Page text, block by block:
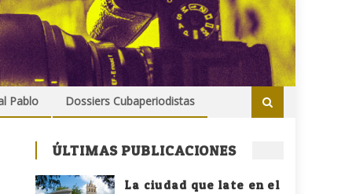
Pablo Dossiers Cubaperiodistas
ÚLTIMAS PUBLICACIONES
La ciudad que late en el